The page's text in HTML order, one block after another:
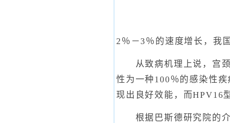
2％－3％的速度增长，我
从致病机理上说，宫颈
性为一种100％的感染性
现出良好效能，而HPV16
根据巴斯德研究院的介